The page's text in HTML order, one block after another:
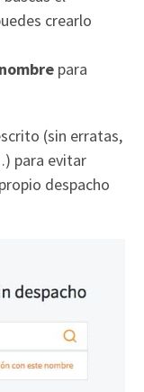
crearlo
para
(sin erratas,
para evitar
despacho